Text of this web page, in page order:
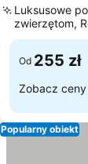
Luksusowe
zwierzętom,
wellness i spa
Od 255 zł
Zobacz ceny
Popularny obiekt